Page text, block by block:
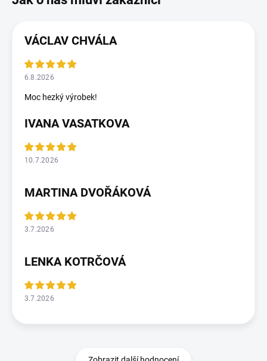
VÁCLAV CHVÁLA
6.8.2026
Moc hezký výrobek!
IVANA VASATKOVA
10.7.2026
MARTINA DVOŘÁKOVÁ
3.7.2026
LENKA KOTRČOVÁ
3.7.2026